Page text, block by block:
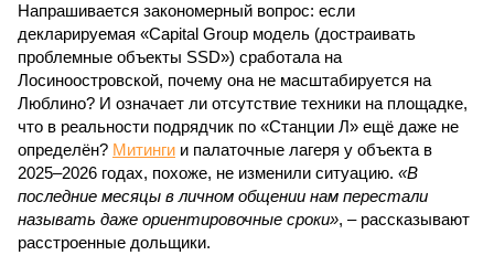
Напрашивается закономерный вопрос: если
декларируемая «Capital Group модель (достраивать
проблемные объекты SSD») сработала на
Лосиноостровской, почему она не масштабируется на
Люблино? И означает ли отсутствие техники на площадке,
что в реальности подрядчик по «Станции Л» ещё даже не
определён? Митинги и палаточные лагеря у объекта в
2025–2026 годах, похоже, не изменили ситуацию. «В
последние месяцы в личном общении нам перестали
называть даже ориентировочные сроки», – рассказывают
расстроенные дольщики.